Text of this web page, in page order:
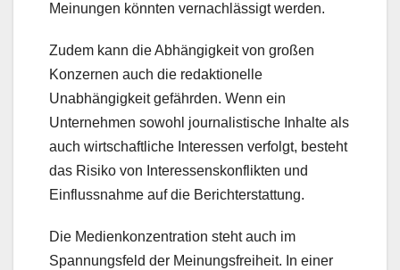
Meinungen könnten vernachlässigt werden.
Zudem kann die Abhängigkeit von großen
Konzernen auch die redaktionelle
Unabhängigkeit gefährden. Wenn ein
Unternehmen sowohl journalistische Inhalte als
auch wirtschaftliche Interessen verfolgt, besteht
das Risiko von Interessenskonflikten und
Einflussnahme auf die Berichterstattung.
Die Medienkonzentration steht auch im
Spannungsfeld der Meinungsfreiheit. In einer